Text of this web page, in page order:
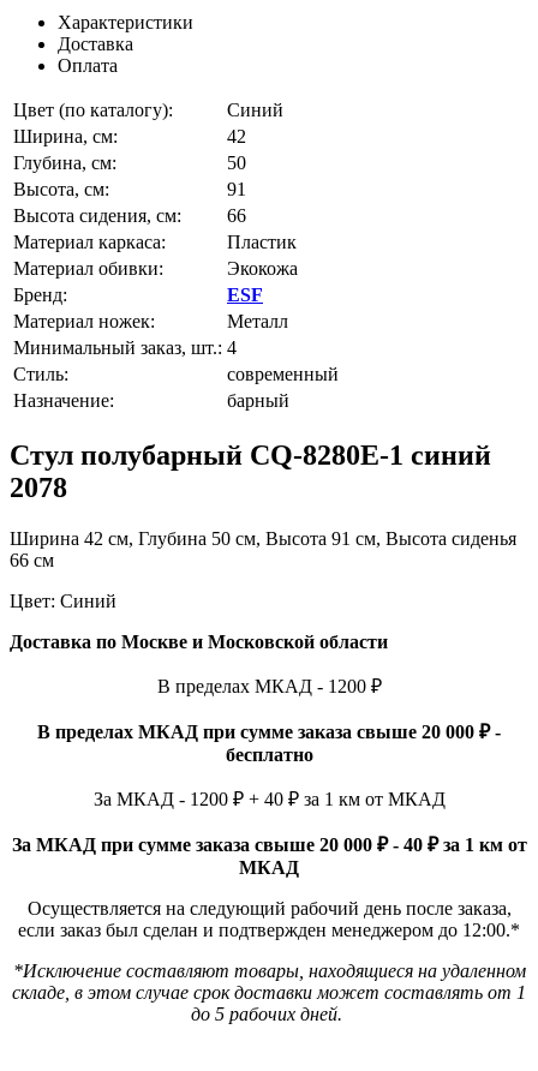
Характеристики
Доставка
Оплата
Цвет (по каталогу):
Синий
Ширина, см:
42
Глубина, см:
50
Высота, см:
91
Высота сидения, см:
66
Материал каркаса:
Пластик
Материал обивки:
Экокожа
Бренд:
ESF
Материал ножек:
Металл
Минимальный заказ, шт.: 4
Стиль:
современный
Назначение:
барный
Стул полубарный CQ-8280E-1 синий
2078
Ширина 42 см, Глубина 50 см, Высота 91 см, Высота сиденья
66 см
Цвет: Синий
Доставка по Москве и Московской области
В пределах МКАД - 1200 ₽
В пределах МКАД при сумме заказа свыше 20 000 ₽ -
бесплатно
За МКАД - 1200 ₽ + 40 ₽ за 1 км от МКАД
За МКАД при сумме заказа свыше 20 000 ₽ - 40 ₽ за 1 км от
МКАД
Осуществляется на следующий рабочий день после заказа,
если заказ был сделан и подтвержден менеджером до 12:00.*
*Исключение составляют товары, находящиеся на удаленном
складе, в этом случае срок доставки может составлять от 1
до 5 рабочих дней.